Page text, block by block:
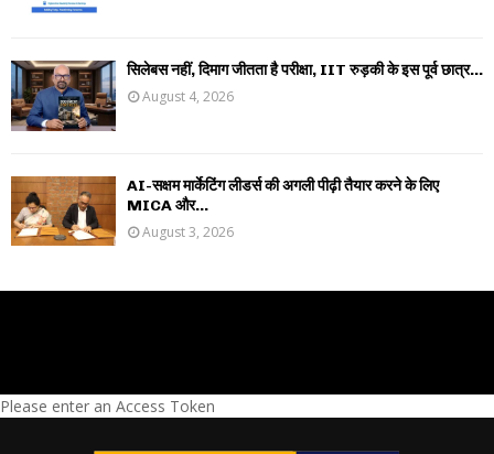
सिलेबस नहीं, दिमाग जीतता है परीक्षा, IIT रुड़की के इस पूर्व छात्र...
August 4, 2026
AI-सक्षम मार्केटिंग लीडर्स की अगली पीढ़ी तैयार करने के लिए
MICA और...
August 3, 2026
Please enter an Access Token